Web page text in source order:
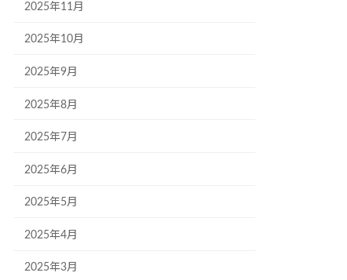
2025年11月
2025年10月
2025年9月
2025年8月
2025年7月
2025年6月
2025年5月
2025年4月
2025年3月